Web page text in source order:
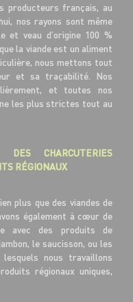
producteurs français, au
nos rayons sont même
et veau d’origine 100 %
la viande est un aliment
nous mettons tout
et sa traçabilité. Nos
et toutes nos
les plus strictes tout au
CHARCUTERIES
RÉGIONAUX
plus que des viandes de
également à cœur de
avec des produits de
le saucisson, ou les
nous travaillons
régionaux uniques,